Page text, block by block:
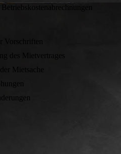
des Mietvertrages
Mietsache